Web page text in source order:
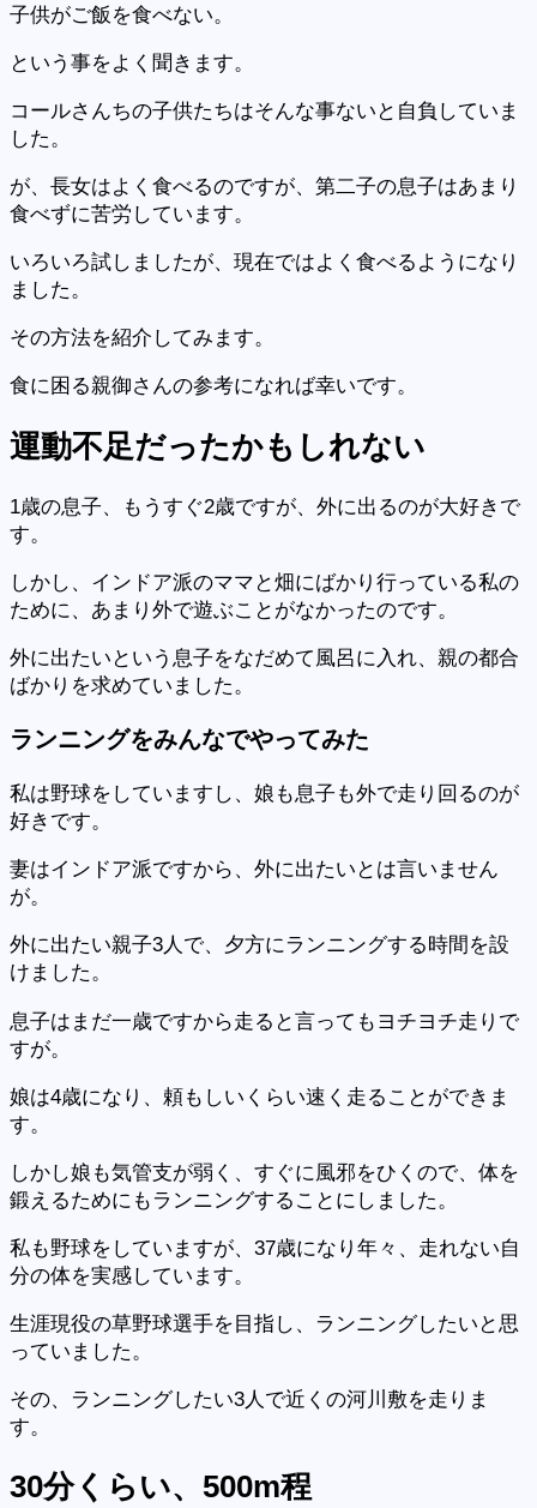
子供がご飯を食べない。
という事をよく聞きます。
コールさんちの子供たちはそんな事ないと自負していま
した。
が、長女はよく食べるのですが、第二子の息子はあまり
食べずに苦労しています。
いろいろ試しましたが、現在ではよく食べるようになり
ました。
その方法を紹介してみます。
食に困る親御さんの参考になれば幸いです。
運動不足だったかもしれない
1歳の息子、もうすぐ2歳ですが、外に出るのが大好きで
す。
しかし、インドア派のママと畑にばかり行っている私の
ために、あまり外で遊ぶことがなかったのです。
外に出たいという息子をなだめて風呂に入れ、親の都合
ばかりを求めていました。
ランニングをみんなでやってみた
私は野球をしていますし、娘も息子も外で走り回るのが
好きです。
妻はインドア派ですから、外に出たいとは言いません
が。
外に出たい親子3人で、夕方にランニングする時間を設
けました。
息子はまだ一歳ですから走ると言ってもヨチヨチ走りで
すが。
娘は4歳になり、頼もしいくらい速く走ることができま
す。
しかし娘も気管支が弱く、すぐに風邪をひくので、体を
鍛えるためにもランニングすることにしました。
私も野球をしていますが、37歳になり年々、走れない自
分の体を実感しています。
生涯現役の草野球選手を目指し、ランニングしたいと思
っていました。
その、ランニングしたい3人で近くの河川敷を走りま
す。
30分くらい、500m程